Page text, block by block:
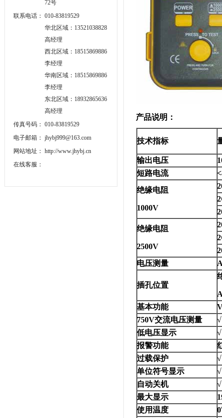
72号
联系电话：
010-83819529
华北区域：13521038828
高经理
西北区域：18515869886
李经理
华南区域：18515869886
李经理
东北区域：18932865636
高经理
传真号码：
010-83819529
电子邮箱：
jhybj999@163.com
网站地址：
http://www.jhybj.cn
在线客服：
产品说明：
技术指标
输出电压
短路电流
绝缘电阻
1000V
绝缘电阻
2500V
电压测量
插孔位置
基本功能
750V交流电压测量
√
低电压显示
√
报警功能
过载保护
√
单位符号显示
√
自动关机
√
最大显示
使用温度